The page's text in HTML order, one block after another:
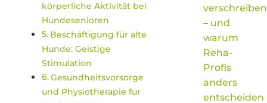
körperliche Aktivität bei
Hundesenioren
Beschäftigung für alte
Hunde: Geistige
Stimulation
Gesundheitsvorsorge
und Physiotherapie für
verschreiben
– und
warum
Reha-
Profis
anders
entscheiden